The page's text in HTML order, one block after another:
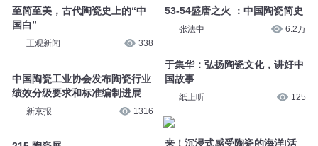
至简至美，古代陶瓷史上的“中
国白”
正观新闻 338
中国陶瓷工业协会发布陶瓷行业
绩效分级要求和标准编制进展
新京报 1316
53-54盛唐之火 ：中国陶瓷简史
张法中 6.2万
于集华：弘扬陶瓷文化，讲好中
国故事
纸上听 125
来！沉浸式感受陶瓷的海洋|活